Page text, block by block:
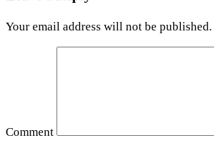
Your email address will not be published.
Comment